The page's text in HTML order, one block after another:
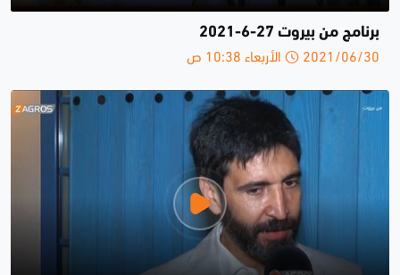
برنامج من بيروت 27-6-2021
2021/06/30 الأربعاء 10:38 ص